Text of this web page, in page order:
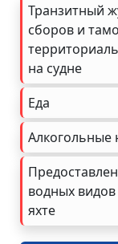
Транзитный
сборов и
на судне
Еда
Алкогольные
водных
яхте